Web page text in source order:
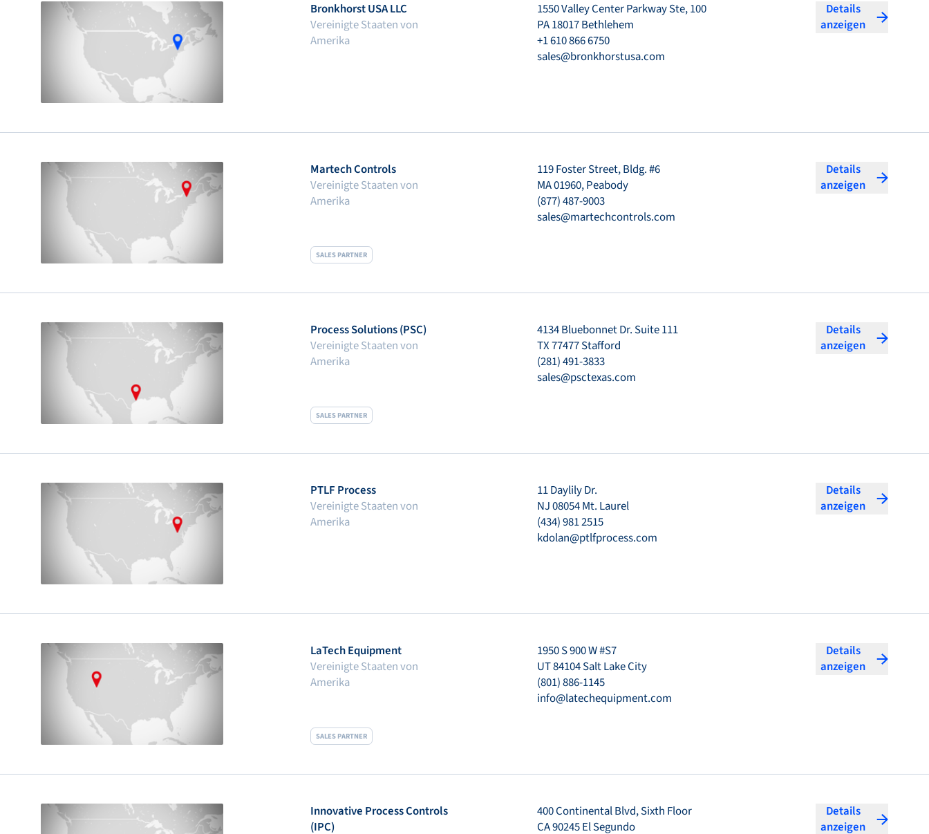
Bronkhorst USA LLC
Vereinigte Staaten von
Amerika
1550 Valley Center Parkway Ste, 100
PA 18017 Bethlehem
+1 610 866 6750
sales@bronkhorstusa.com
Details
anzeigen
SALES PARTNER
Martech Controls
Vereinigte Staaten von
Amerika
119 Foster Street, Bldg. #6
MA 01960, Peabody
(877) 487-9003
sales@martechcontrols.com
Details
anzeigen
SALES PARTNER
Process Solutions (PSC)
Vereinigte Staaten von
Amerika
4134 Bluebonnet Dr. Suite 111
TX 77477 Stafford
(281) 491-3833
sales@psctexas.com
Details
anzeigen
PTLF Process
Vereinigte Staaten von
Amerika
11 Daylily Dr.
NJ 08054 Mt. Laurel
(434) 981 2515
kdolan@ptlfprocess.com
Details
anzeigen
SALES PARTNER
LaTech Equipment
Vereinigte Staaten von
Amerika
1950 S 900 W #S7
UT 84104 Salt Lake City
(801) 886-1145
info@latechequipment.com
Details
anzeigen
Innovative Process Controls
(IPC)
400 Continental Blvd, Sixth Floor
CA 90245 El Segundo
Details
anzeigen